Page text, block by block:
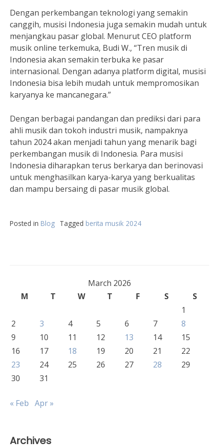
Dengan perkembangan teknologi yang semakin
canggih, musisi Indonesia juga semakin mudah untuk
menjangkau pasar global. Menurut CEO platform
musik online terkemuka, Budi W., “Tren musik di
Indonesia akan semakin terbuka ke pasar
internasional. Dengan adanya platform digital, musisi
Indonesia bisa lebih mudah untuk mempromosikan
karyanya ke mancanegara.”
Dengan berbagai pandangan dan prediksi dari para
ahli musik dan tokoh industri musik, nampaknya
tahun 2024 akan menjadi tahun yang menarik bagi
perkembangan musik di Indonesia. Para musisi
Indonesia diharapkan terus berkarya dan berinovasi
untuk menghasilkan karya-karya yang berkualitas
dan mampu bersaing di pasar musik global.
Posted in Blog Tagged berita musik 2024
March 2026
M
T W T F S
S
1
2
3 4 5 6 7
8
9
10 11 12 13 14
15
16
17 18 19 20 21
22
23
24 25 26 27 28
29
30
31
« Feb Apr »
Archives